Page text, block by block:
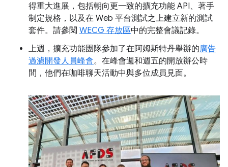
得重大進展，包括朝向更一致的擴充功能 API、著手
制定規格，以及在 Web 平台測試之上建立新的測試
套件。請參閱 WECG 存放區中的完整會議記錄。
上週，擴充功能團隊參加了在阿姆斯特丹舉辦的廣告
過濾開發人員峰會。在峰會週和週五的開放辦公時
間，他們在咖啡聊天活動中與多位成員見面。